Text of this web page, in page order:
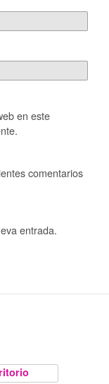
en este
comentarios
entrada.